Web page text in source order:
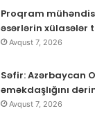
Proqram
əsərlərin xülasələr
Avqust 7, 2026
Səfir: Azərbaycan
əməkdaşlığını
Avqust 7, 2026